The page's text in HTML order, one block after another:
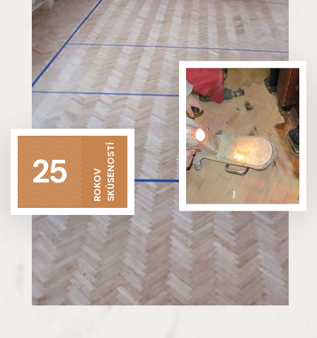
25 ROKOVSKÚSENOSTÍ